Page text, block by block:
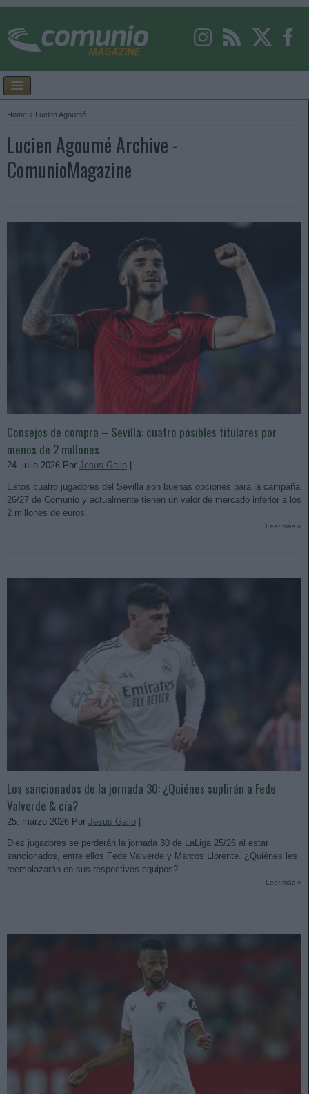
Home » Lucien Agoumé
Lucien Agoumé Archive -
ComunioMagazine
Consejos de compra – Sevilla: cuatro posibles titulares por
menos de 2 millones
24. julio 2026 Por Jesus Gallo
Estos cuatro jugadores del Sevilla son buenas opciones para la campaña
26/27 de Comunio y actualmente tienen un valor de mercado inferior a los
2 millones de euros.
Leer más »
Los sancionados de la jornada 30: ¿Quiénes suplirán a Fede
Valverde & cía?
25. marzo 2026 Por Jesus Gallo
Diez jugadores se perderán la jornada 30 de LaLiga 25/26 al estar
sancionados, entre ellos Fede Valverde y Marcos Llorente. ¿Quiénes les
reemplazarán en sus respectivos equipos?
Leer más »